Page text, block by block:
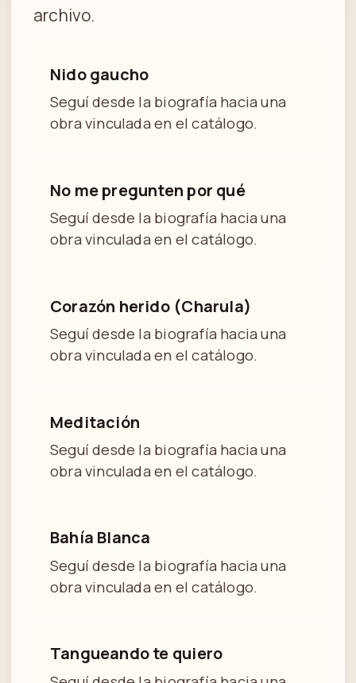
archivo.
Nido gaucho
Seguí desde la biografía hacia una
obra vinculada en el catálogo.
No me pregunten por qué
Seguí desde la biografía hacia una
obra vinculada en el catálogo.
Corazón herido (Charula)
Seguí desde la biografía hacia una
obra vinculada en el catálogo.
Meditación
Seguí desde la biografía hacia una
obra vinculada en el catálogo.
Bahía Blanca
Seguí desde la biografía hacia una
obra vinculada en el catálogo.
Tangueando te quiero